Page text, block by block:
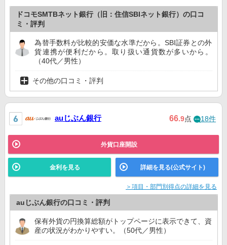
ドコモSMTBネット銀行（旧：住信SBIネット銀行）の口コ
ミ・評判
為替手数料が比較的安価な水準だから。SBI証券との外
貨連携が便利だから。取り扱い通貨数が多いから。
（40代／男性）
その他の口コミ・評判
auじぶん銀行 66.9点 18件
外貨口座開設
金利を見る 詳細を見る(公式サイト)
＞項目・部門別得点の詳細を見る
auじぶん銀行の口コミ・評判
保有外貨の円換算総額がトップページに表示できて、資
産の状況がわかりやすい。（50代／男性）